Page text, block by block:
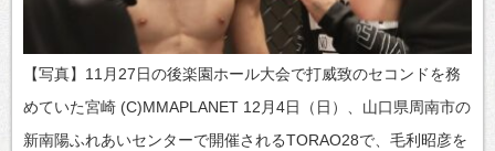
【写真】11月27日の後楽園ホール大会で打威致のセコンドを務
めていた宮崎 (C)MMAPLANET 12月4日（日）、山口県周南市の
新南陽ふれあいセンターで開催されるTORAO28で、毛利昭彦を